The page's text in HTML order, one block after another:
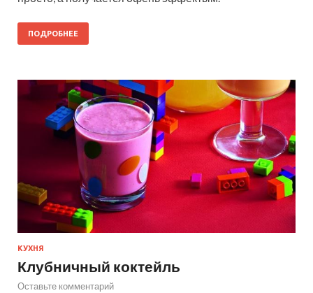
ПОДРОБНЕЕ
КУХНЯ
Клубничный коктейль
Оставьте комментарий